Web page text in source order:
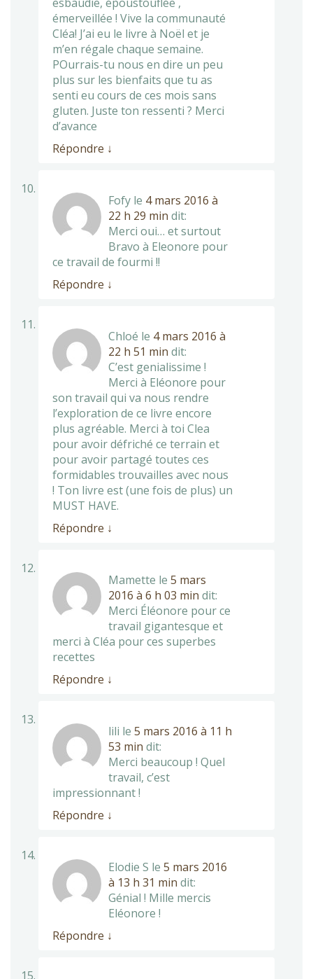
esbaudie, époustouflée ,
émerveillée ! Vive la communauté
Cléa! J’ai eu le livre à Noël et je
m’en régale chaque semaine.
POurrais-tu nous en dire un peu
plus sur les bienfaits que tu as
senti eu cours de ces mois sans
gluten. Juste ton ressenti ? Merci
d’avance
Répondre ↓
Fofy le 4 mars 2016 à
22 h 29 min dit:
Merci oui… et surtout
Bravo à Eleonore pour
ce travail de fourmi !!
Répondre ↓
Chloé le 4 mars 2016 à
22 h 51 min dit:
C’est genialissime !
Merci à Eléonore pour
son travail qui va nous rendre
l’exploration de ce livre encore
plus agréable. Merci à toi Clea
pour avoir défriché ce terrain et
pour avoir partagé toutes ces
formidables trouvailles avec nous
! Ton livre est (une fois de plus) un
MUST HAVE.
Répondre ↓
Mamette le 5 mars
2016 à 6 h 03 min dit:
Merci Éléonore pour ce
travail gigantesque et
merci à Cléa pour ces superbes
recettes
Répondre ↓
lili le 5 mars 2016 à 11 h
53 min dit:
Merci beaucoup ! Quel
travail, c’est
impressionnant !
Répondre ↓
Elodie S le 5 mars 2016
à 13 h 31 min dit:
Génial ! Mille mercis
Eléonore !
Répondre ↓